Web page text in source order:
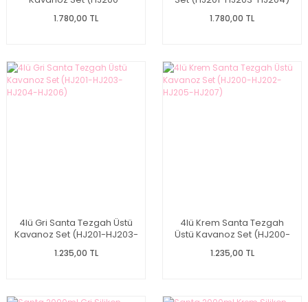
1.780,00 TL 1.780,00 TL
4lü Gri Santa Tezgah Üstü
Kavanoz Set (HJ201-HJ203-
1.235,00 TL
4lü Krem Santa Tezgah
Üstü Kavanoz Set (HJ200-
1.235,00 TL